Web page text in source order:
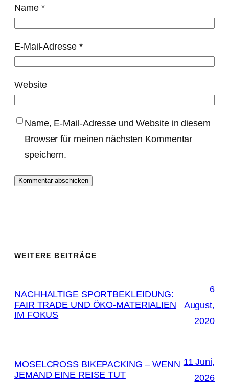
Name *
E-Mail-Adresse *
Website
Name, E-Mail-Adresse und Website in diesem
Browser für meinen nächsten Kommentar
speichern.
WEITERE BEITRÄGE
NACHHALTIGE SPORTBEKLEIDUNG:
FAIR TRADE UND ÖKO-MATERIALIEN
IM FOKUS
6
August,
2020
MOSELCROSS BIKEPACKING – WENN
JEMAND EINE REISE TUT
11 Juni,
2026